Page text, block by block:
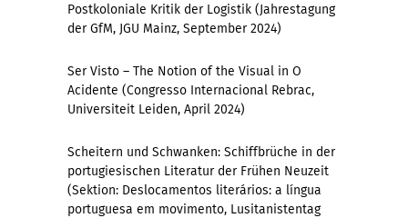
Postkoloniale Kritik der Logistik (Jahrestagung
der GfM, JGU Mainz, September 2024)
Ser Visto – The Notion of the Visual in O
Acidente (Congresso Internacional Rebrac,
Universiteit Leiden, April 2024)
Scheitern und Schwanken: Schiffbrüche in der
portugiesischen Literatur der Frühen Neuzeit
(Sektion: Deslocamentos literários: a língua
portuguesa em movimento, Lusitanistentag